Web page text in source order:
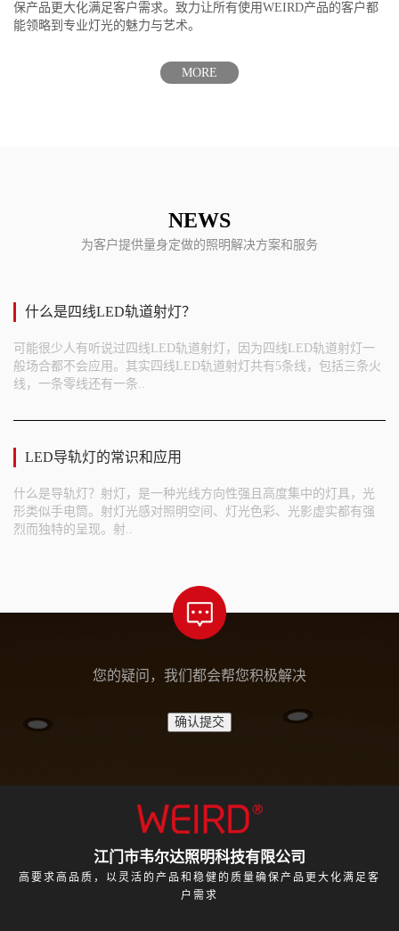
保产品更大化满足客户需求。致力让所有使用WEIRD产品的客户都
能领略到专业灯光的魅力与艺术。
MORE
NEWS
为客户提供量身定做的照明解决方案和服务
什么是四线LED轨道射灯？
可能很少人有听说过四线LED轨道射灯，因为四线LED轨道射灯一
般场合都不会应用。其实四线LED轨道射灯共有5条线，包括三条火
线，一条零线还有一条..
LED导轨灯的常识和应用
什么是导轨灯？射灯，是一种光线方向性强且高度集中的灯具，光
形类似手电筒。射灯光感对照明空间、灯光色彩、光影虚实都有强
烈而独特的呈现。射..
您的疑问，我们都会帮您积极解决
江门市韦尔达照明科技有限公司
高要求高品质，以灵活的产品和稳健的质量确保产品更大化满足客
户需求